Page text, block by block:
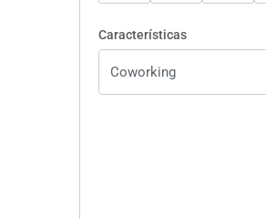
Características